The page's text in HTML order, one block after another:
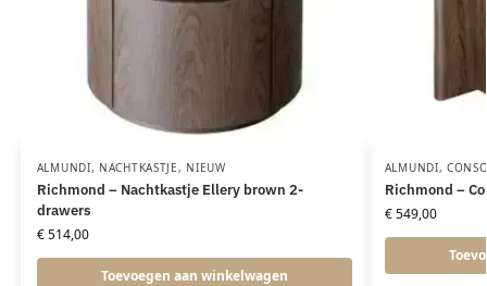
ALMUNDI, NACHTKASTJE, NIEUW
Richmond – Nachtkastje Ellery brown 2-
drawers
€514,00
Toevoegen aan winkelwagen
ALMUNDI,
Richmond –
€549,00